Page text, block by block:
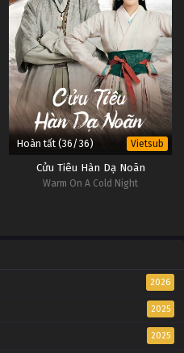
Hoàn tất (36/36) Vietsub
Cửu Tiêu Hàn Dạ Noãn
Warm On A Cold Night
2026
2025
2025